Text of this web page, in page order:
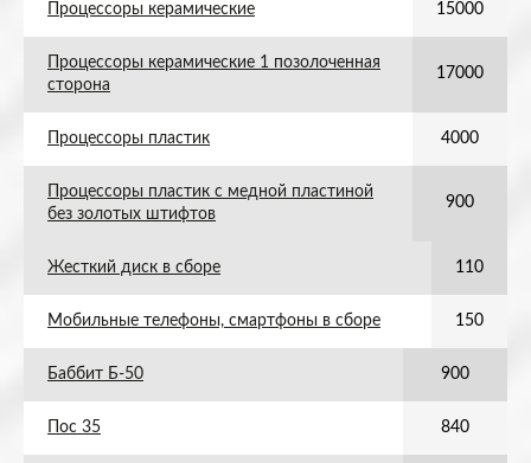
Процессоры керамические 15000
Процессоры керамические 1 позолоченная
сторона
17000
Процессоры пластик 4000
Процессоры пластик с медной пластиной
без золотых штифтов
900
Жесткий диск в сборе 110
Мобильные телефоны, смартфоны в сборе 150
Баббит Б-50 900
Пос 35 840